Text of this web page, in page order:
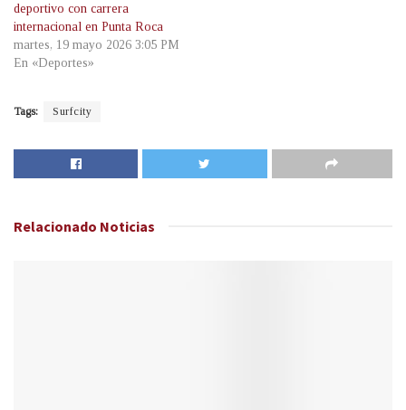
deportivo con carrera
internacional en Punta Roca
martes, 19 mayo 2026 3:05 PM
En «Deportes»
Tags: Surfcity
Relacionado Noticias